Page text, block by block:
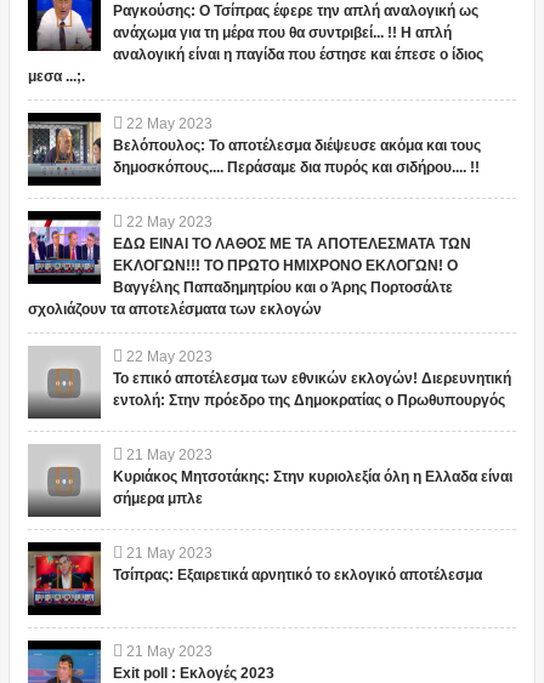
Ραγκούσης: Ο Τσίπρας έφερε την απλή αναλογική ως
ανάχωμα για τη μέρα που θα συντριβεί... !! Η απλή
αναλογική είναι η παγίδα που έστησε και έπεσε ο ίδιος
μεσα ...;.
22 May 2023
Βελόπουλος: Το αποτέλεσμα διέψευσε ακόμα και τους
δημοσκόπους.... Περάσαμε δια πυρός και σιδήρου.... !!
22 May 2023
ΕΔΩ ΕΙΝΑΙ ΤΟ ΛΑΘΟΣ ΜΕ ΤΑ ΑΠΟΤΕΛΕΣΜΑΤΑ ΤΩΝ
ΕΚΛΟΓΩΝ!!! ΤΟ ΠΡΩΤΟ ΗΜΙΧΡΟΝΟ ΕΚΛΟΓΩΝ! Ο
Βαγγέλης Παπαδημητρίου και ο Άρης Πορτοσάλτε
σχολιάζουν τα αποτελέσματα των εκλογών
22 May 2023
Το επικό αποτέλεσμα των εθνικών εκλογών! Διερευνητική
εντολή: Στην πρόεδρο της Δημοκρατίας ο Πρωθυπουργός
21 May 2023
Κυριάκος Μητσοτάκης: Στην κυριολεξία όλη η Ελλαδα είναι
σήμερα μπλε
21 May 2023
Τσίπρας: Εξαιρετικά αρνητικό το εκλογικό αποτέλεσμα
21 May 2023
Exit poll : Εκλογές 2023